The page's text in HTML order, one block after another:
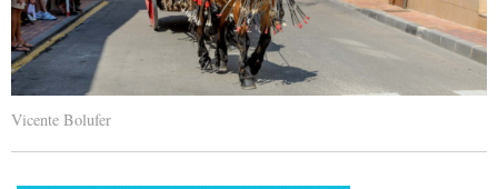
Vicente Bolufer